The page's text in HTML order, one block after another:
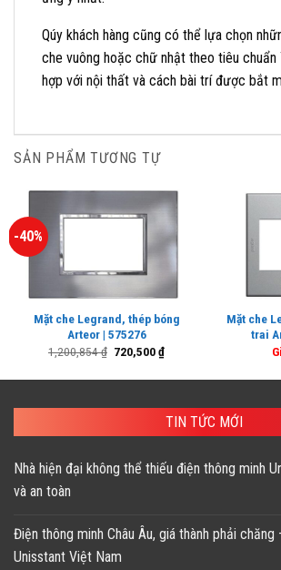
Qúy khách hàng cũng có thể lựa chọn
che vuông hoặc chữ nhật theo tiêu chuẩn
hợp với nội thất và cách bài trí được bắt
SẢN PHẨM TƯƠNG TỰ
-40%
Mặt che Legrand, thép bóng
Arteor | 575276
1,200,854₫ Giá
720,500₫Giá
Mặt che
trai
TIN TỨC MỚI
Nhà hiện đại không thể thiếu điện thông minh
và an toàn
Điện thông minh Châu Âu, giá thành phải
Unisstant Việt Nam